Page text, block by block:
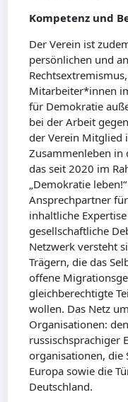
Kompetenz und
Der Verein ist
persönlichen und
Mitarbeiter*innen
für Demokratie
bei der Arbeit
der Verein Mitglied
Zusammenleben in
das seit 2020 im
„Demokratie
Ansprechpartner
inhaltliche
gesellschaftliche
Netzwerk versteht
Trägern, die das
offene
gleichberechtigte
wollen. Das Netz
Organisationen:
russischsprachiger
organisationen, die
Europa sowie die
Deutschland.